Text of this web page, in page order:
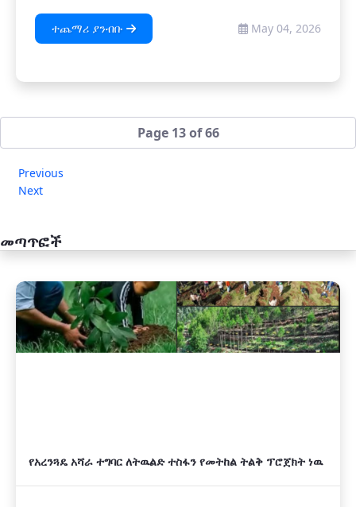
ተጨማሪ ያንብቡ May 04, 2026
Page 13 of 66
Previous
Next
መጣጥፎች
አዲስ
የአረንጓዴ አሻራ ተግባር ለትዉልድ ተስፋን የመትከል ትልቅ ፕሮጀክት ነዉ